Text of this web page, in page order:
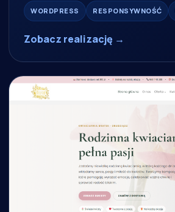
WORDPRESS RESPONSYWNOŚĆ
Zobacz realizację →